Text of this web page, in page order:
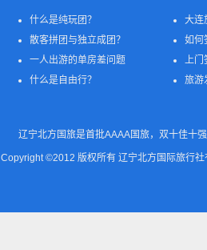
什么是纯玩团？
散客拼团与独立成团？
一人出游的单房差问题
什么是自由行？
大连
如何
上门
旅游
辽宁北方国旅是首批AAAA国旅，双十佳十强
Copyright ©2012 版权所有 辽宁北方国际旅行